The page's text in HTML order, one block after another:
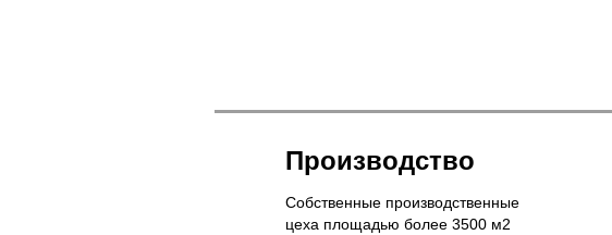
Производство
Собственные производственные
цеха площадью более 3500 м2